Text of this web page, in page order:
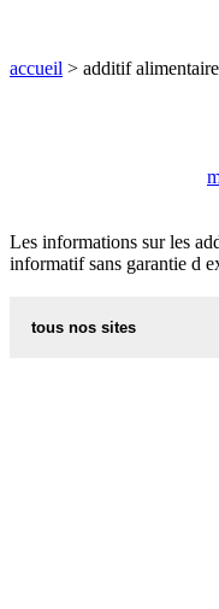
accueil > additif
Les informations sur les
informatif sans garantie d
tous nos sites